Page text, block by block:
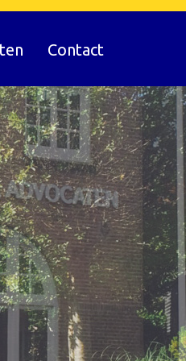
Contact